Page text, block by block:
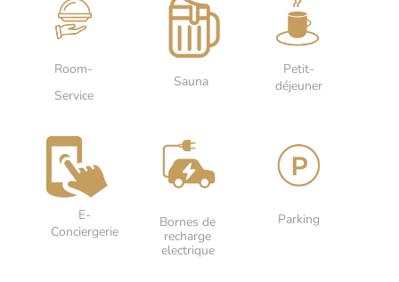
Room-
Service
Sauna
Petit-
déjeuner
E-
Conciergerie
Bornes de
recharge
electrique
Parking